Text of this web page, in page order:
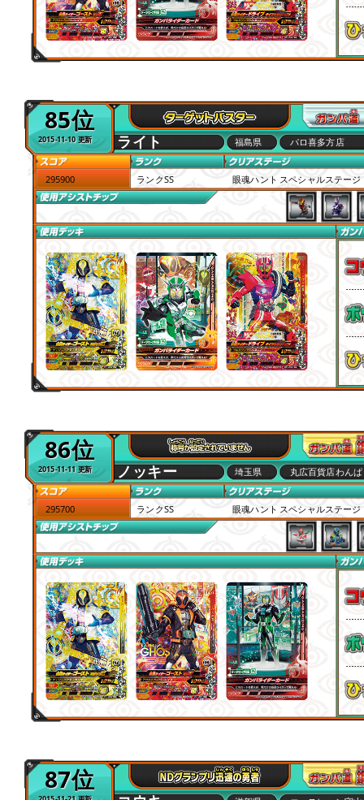
85位
2015-11-10 更新 ライト 福島県 パロ喜多方店
295900 ランクSS 眼魂ハント スペシャルステー
86位
2015-11-11 更新 ノッキー 埼玉県 丸広百貨店わん
295700 ランクSS 眼魂ハント スペシャルステー
87位